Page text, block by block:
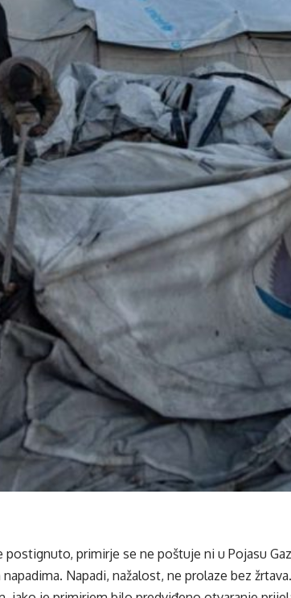
postignuto, primirje se ne poštuje ni u Pojasu
Napadi, nažalost, ne prolaze bez